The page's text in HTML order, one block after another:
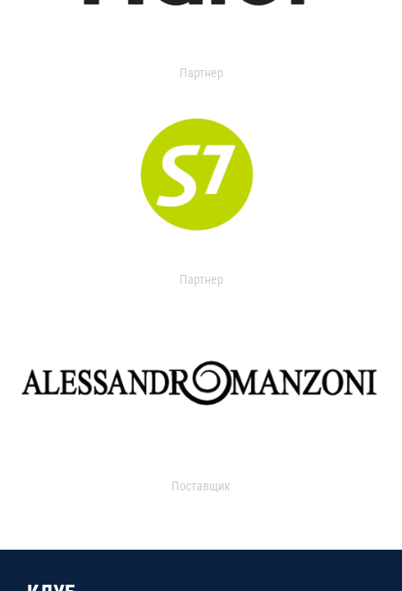
Партнер
Партнер
Поставщик